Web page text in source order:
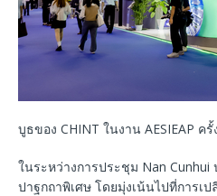
บูธของ CHINT ในงาน AESIEAP ค
ในระหว่างการประชุม Nan Cunhui
ปาฐกถาพิเศษ โดยมุ่งเน้นไปที่การ